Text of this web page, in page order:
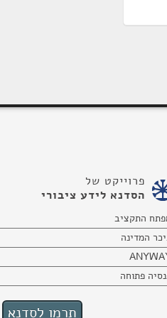
פרוייקט של
הסדנא לידע ציבורי
התקציב
המדינה
פתוחה